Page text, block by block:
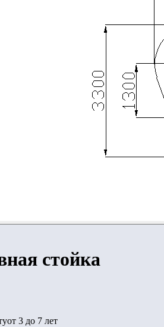
стойка
от 3 до 7 лет